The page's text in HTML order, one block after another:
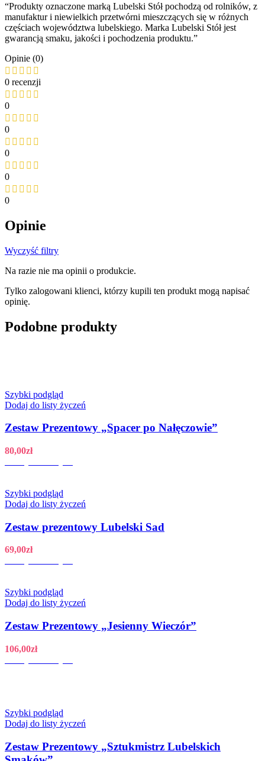
“Produkty oznaczone marką Lubelski Stół pochodzą od rolników, z
manufaktur i niewielkich przetwórni mieszczących się w różnych
częściach województwa lubelskiego. Marka Lubelski Stół jest
gwarancją smaku, jakości i pochodzenia produktu.”
Opinie (0)
0 recenzji
0
0
0
0
0
Opinie
Wyczyść filtry
Na razie nie ma opinii o produkcie.
Tylko zalogowani klienci, którzy kupili ten produkt mogą napisać
opinię.
Podobne produkty
Szybki podgląd
Dodaj do listy życzeń
Zestaw Prezentowy „Spacer po Nałęczowie”
80,00zł
Szybki podgląd
Dodaj do listy życzeń
Zestaw prezentowy Lubelski Sad
69,00zł
Szybki podgląd
Dodaj do listy życzeń
Zestaw Prezentowy „Jesienny Wieczór”
106,00zł
Szybki podgląd
Dodaj do listy życzeń
Zestaw Prezentowy „Sztukmistrz Lubelskich